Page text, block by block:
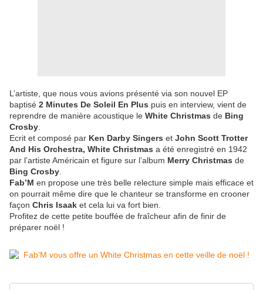
L’artiste, que nous vous avions présenté via son nouvel EP
baptisé 2 Minutes De Soleil En Plus puis en interview, vient de
reprendre de manière acoustique le White Christmas de Bing
Crosby
Ecrit et composé par Ken Darby Singers et John Scott Trotter
And His Orchestra, White Christmas a été enregistré en 1942
par l’artiste Américain et figure sur l’album Merry Christmas de
Bing Crosby
Fab’M en propose une très belle relecture simple mais efficace et
on pourrait même dire que le chanteur se transforme en crooner
façon Chris Isaak et cela lui va fort bien.
Profitez de cette petite bouffée de fraîcheur afin de finir de
préparer noël !